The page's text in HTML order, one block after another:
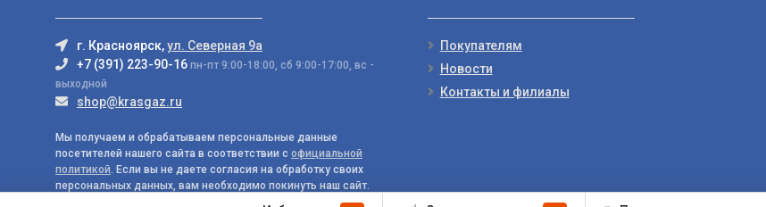
г. Красноярск,ул. Северная 9а
+7 (391) 223-90-16 пн-пт 9:00-18:00, сб 9:00-17:00, вс -
выходной
shop@krasgaz.ru
Мы получаем и обрабатываем персональные данные
посетителей нашего сайта в соответствии с официальной
политикой. Если вы не даете согласия на обработку своих
персональных данных, вам необходимо покинуть наш сайт.
Покупателям
Новости
Контакты и филиалы